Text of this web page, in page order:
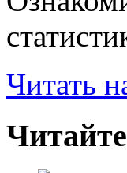
Читать